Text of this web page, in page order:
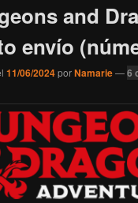
and
envío
11/06/2024porNamarie—6